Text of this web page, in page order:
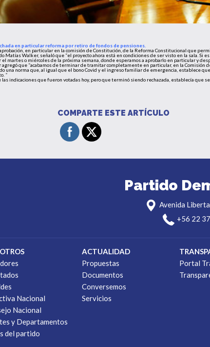
en particular reforma por retiro de fondos de pensiones.
en particular en la comisión de Constitución, de la Reforma Constitucional que
Matías Walker, señaló que “el proyecto ahora está en condiciones de ser visto en la sala. Si
el martes o miércoles de la próxima semana, donde esperamos a aprobarlo en particular y
agregó que “acabamos de terminar de tramitar completamente en particular, en la
una norma que, al igual que el bono Covid y el ingreso familiar de emergencia, establece
“
las indicaciones que fueron votadas hoy, pero que terminó siendo rechazada, establecía que
COMPARTE ESTE ARTÍCULO
Partido
Avenida
+56 22
Nacional
Nacional
y Departamentos
del partido
ACTUALIDAD
Propuestas
Documentos
Conversemos
Servicios
Portal